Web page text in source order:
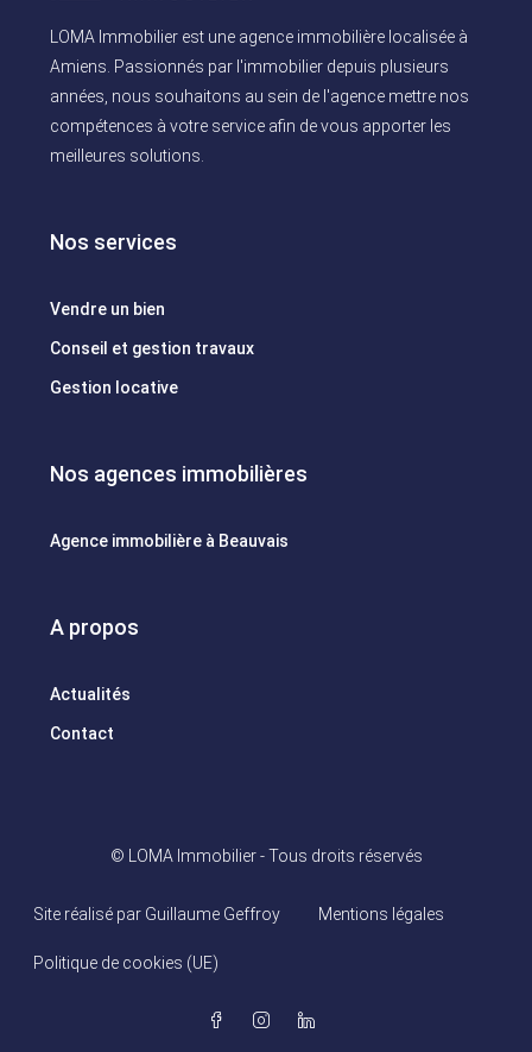
LOMA Immobilier est une agence immobilière localisée à
Amiens. Passionnés par l'immobilier depuis plusieurs
années, nous souhaitons au sein de l'agence mettre nos
compétences à votre service afin de vous apporter les
meilleures solutions.
Nos services
Vendre un bien
Conseil et gestion travaux
Gestion locative
Nos agences immobilières
Agence immobilière à Beauvais
A propos
Actualités
Contact
© LOMA Immobilier - Tous droits réservés
Site réalisé par Guillaume Geffroy Mentions légales
Politique de cookies (UE)